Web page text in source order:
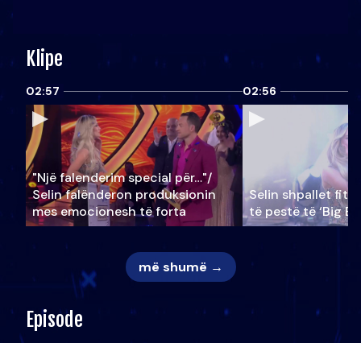
Klipe
02:57
"Një falenderim special për…"/
Selin falënderon produksionin
mes emocionesh të forta
02:56
Selin shpallet
të pestë të ‘Big
më shumë →
Episode